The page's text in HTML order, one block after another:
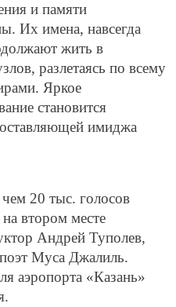
и памяти
Их имена, навсегда
жить в
разлетаясь по всему
Яркое
становится
имиджа
20 тыс. голосов
втором месте
Андрей Туполев,
Муса Джалиль.
аэропорта «Казань»